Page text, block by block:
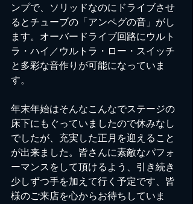
ンプで、ソリッドなのにドライブさせ
るとチューブの「アンペグの音」がし
ます。オーバードライブ回路にウルト
ラ・ハイ／ウルトラ・ロー・スイッチ
と多彩な音作りが可能になっていま
す。
年末年始はそんなこんなでステージの
床下にもぐっていましたので休みなし
でしたが、充実した正月を迎えること
が出来ました。皆さんに素敵なパフォ
ーマンスをして頂けるよう、引き続き
少しずつ手を加えて行く予定です、皆
様のご来店を心からお待ちしていま